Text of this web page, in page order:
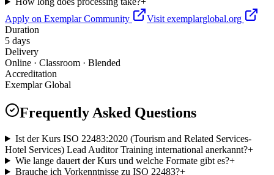
Apply on Exemplar Community
Visit exemplarglobal.org
Duration
5 days
Delivery
Online · Classroom · Blended
Accreditation
Exemplar Global
Frequently Asked Questions
Ist der Kurs ISO 22483:2020 (Tourism and Related Services-
Hotel Services) Lead Auditor Training international anerkannt?+
Wie lange dauert der Kurs und welche Formate gibt es?+
Brauche ich Vorkenntnisse zu ISO 22483?+